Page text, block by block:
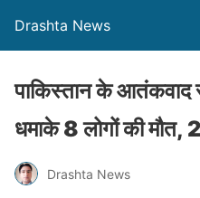
Drashta News
पाकिस्तान के आतंकवाद
धमाके 8 लोगों की मौत,
Drashta News